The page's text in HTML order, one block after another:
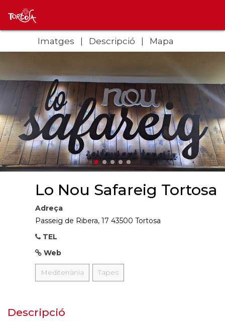
Imatges Descripció Mapa
Lo Nou Safareig Tortosa
Adreça
Passeig de Ribera, 17 43500 Tortosa
TEL
Web
Mediterrània Tapes
Descripció